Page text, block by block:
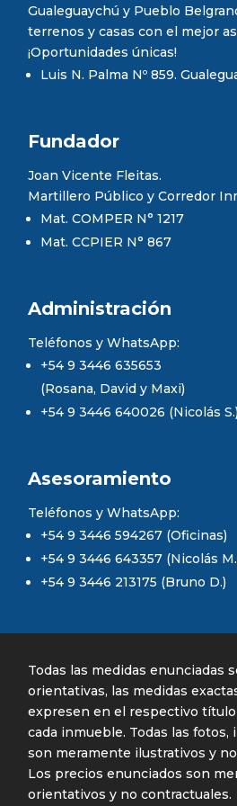
5559/22
VISADO MUNICIPAL:
23/11/2022
N° 69.918
10/05/2005
OBRAS:
AGUA, GAS, CALLES, TENDIDO
Gualeguaychú y Pueblo
terrenos y casas con el mejor
¡Oportunidades únicas!
Luis N. Palma Nº 859.
Fundador
Joan Vicente Fleitas.
Martillero Público y Corredor
Mat. COMPER N° 1217
Mat. CCPIER N° 867
Administración
Teléfonos y WhatsApp:
+54 9 3446 635653
(Rosana, David y Maxi)
+54 9 3446 640026 (Nicolás S.)
Asesoramiento
Teléfonos y WhatsApp:
+54 9 3446 594267 (Oficinas)
+54 9 3446 643357 (Nicolás
+54 9 3446 213175 (Bruno D.)
Todas las medidas enunciadas
orientativas, las medidas
expresen en el respectivo
cada inmueble. Todas las fotos,
son meramente ilustrativos y
Los precios enunciados son
orientativos y no contractuales.